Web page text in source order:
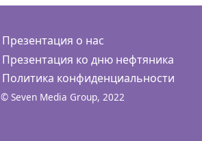
Презентация о нас
Презентация ко дню нефтяника
Политика конфиденциальности
© Seven Media Group, 2022